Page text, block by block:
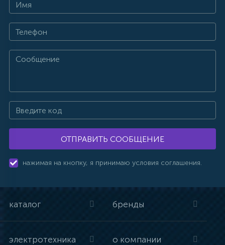
ОТПРАВИТЬ СООБЩЕНИЕ
нажимая на кнопку, я принимаю условия соглашения.
каталог бренды
электротехника о компании